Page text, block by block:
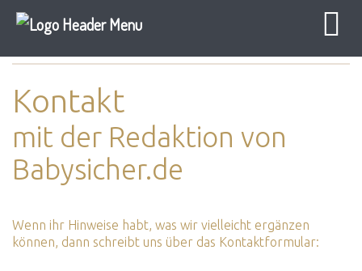
Kontakt
mit der Redaktion von
Babysicher.de
Wenn ihr Hinweise habt, was wir vielleicht ergänzen
können, dann schreibt uns über das Kontaktformular: